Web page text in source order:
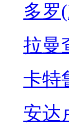
多罗
拉曼
卡特
安达